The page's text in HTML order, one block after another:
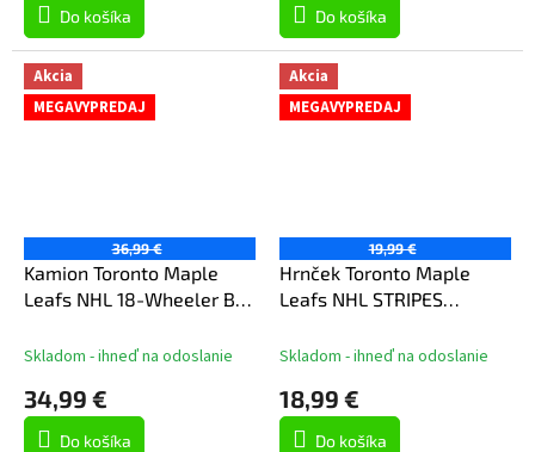
Do košíka Do košíka
Akcia
MEGAVYPREDAJ
36,99 €
Kamion Toronto Maple
Leafs NHL 18-Wheeler Big
Skladom - ihneď na odoslanie
34,99 €
Do košíka
Akcia
MEGAVYPREDAJ
19,99 €
Hrnček Toronto Maple
Leafs NHL STRIPES
Skladom - ihneď na odoslanie
18,99 €
Do košíka